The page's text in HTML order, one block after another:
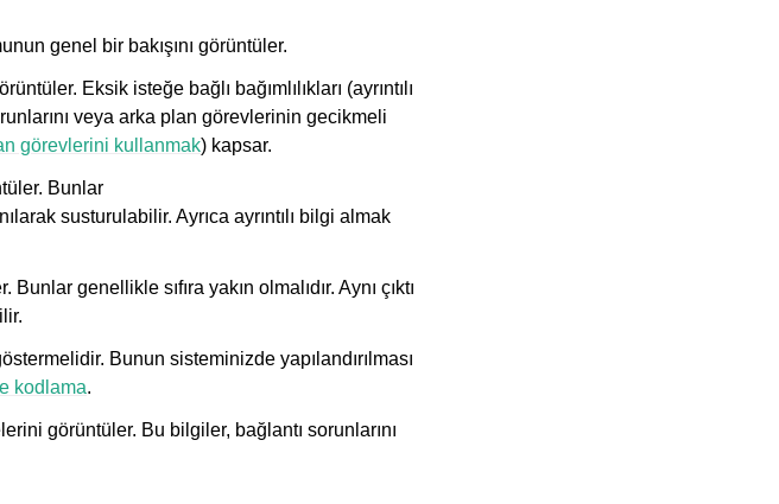
genel bir bakışını görüntüler.
Eksik isteğe bağlı bağımlılıkları (ayrıntılı
veya arka plan görevlerinin gecikmeli
görevlerini kullanmak) kapsar.
Bunlar
susturulabilir. Ayrıca ayrıntılı bilgi almak
genellikle sıfıra yakın olmalıdır. Aynı çıktı
Bunun sisteminizde yapılandırılması
kodlama.
görüntüler. Bu bilgiler, bağlantı sorunlarını